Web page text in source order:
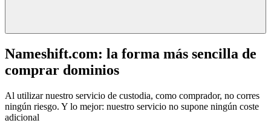
Nameshift.com: la forma más sencilla de
comprar dominios
Al utilizar nuestro servicio de custodia, como comprador, no corres
ningún riesgo. Y lo mejor: nuestro servicio no supone ningún coste
adicional